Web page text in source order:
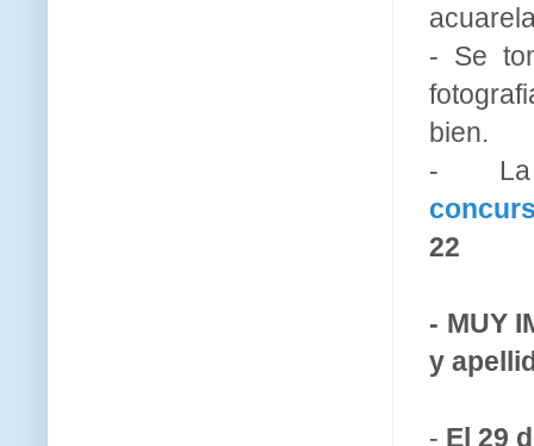
- Se
bien.
- La
22
- MUY
y
- El 29